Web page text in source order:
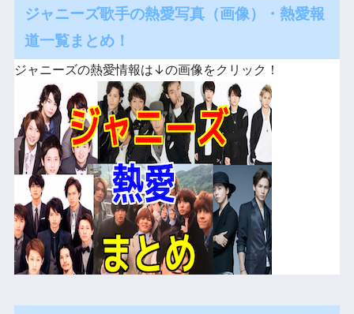
ジャニーズ歌手の熱愛写真（画像）・熱愛報
道一覧まとめ！
ジャニーズの熱愛情報は↓の画像をクリック！